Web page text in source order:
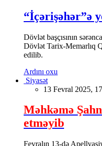
“İçərişəhər”ə
Dövlət başçısının
Dövlət Tarix-Memarlıq
edilib.
Ardını oxu
Siyasət
13 Fevral 2025,
Məhkəmə
etməyib
Fevralın 13-də